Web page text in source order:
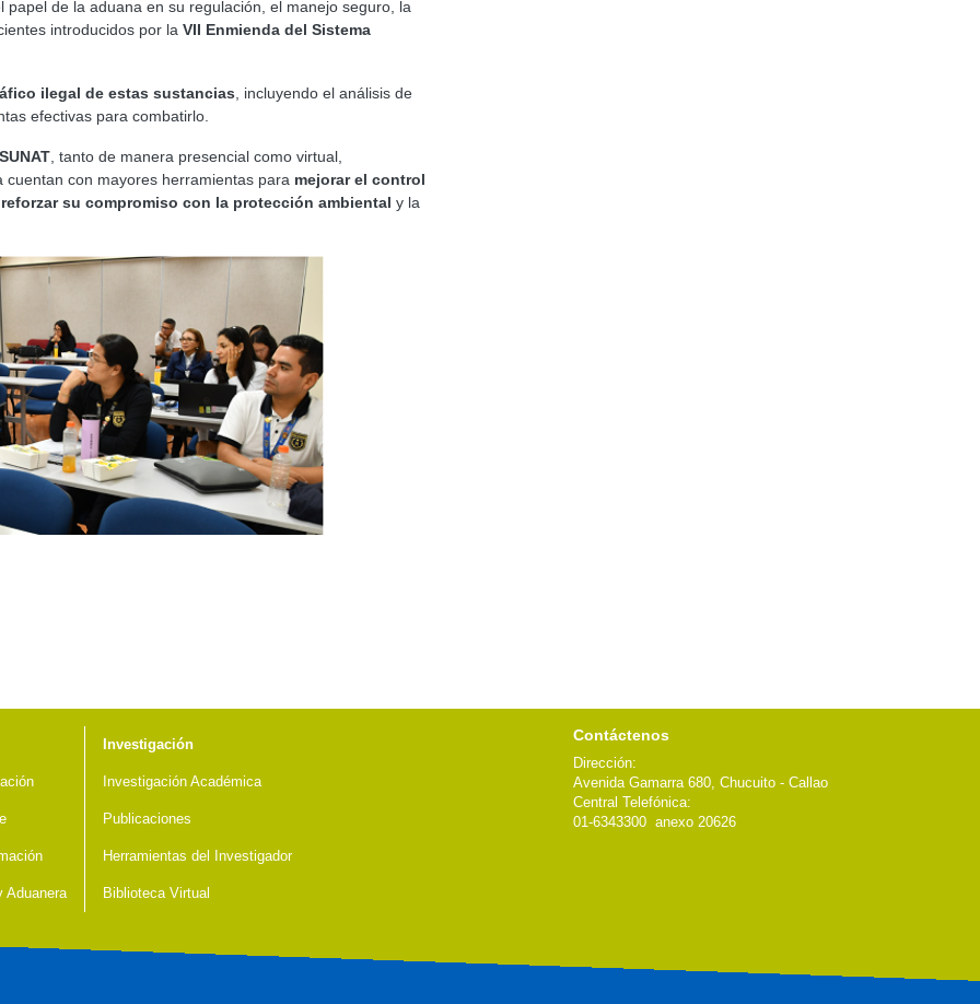
papel de la aduana en su regulación, el manejo seguro, la
introducidos por la VII Enmienda del Sistema
ilegal de estas sustancias , incluyendo el análisis de
efectivas para combatirlo.
, tanto de manera presencial como virtual,
con mayores herramientas para mejorar el control
su compromiso con la protección ambiental y la
Aduanera
Investigación
Investigación Académica
Publicaciones
Herramientas del Investigador
Biblioteca Virtual
Contáctenos
Dirección:
Avenida Gamarra 680, Chucuito - Callao
Central Telefónica:
01-6343300 anexo 20626